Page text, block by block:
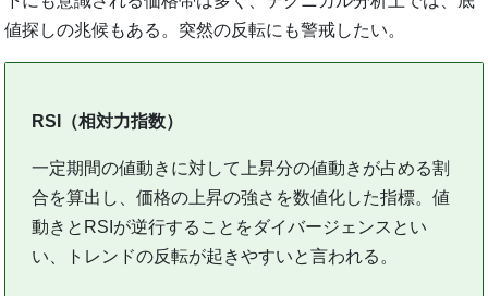
値探しの兆候もある。突然の反転にも警戒したい。
RSI（相対力指数）
一定期間の値動きに対して上昇分の値動きが占める割
合を算出し、価格の上昇の強さを数値化した指標。値
動きとRSIが逆行することをダイバージェンスとい
い、トレンドの反転が起きやすいと言われる。